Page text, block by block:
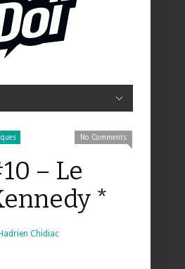
No Comments
– Le
*
Chidiac